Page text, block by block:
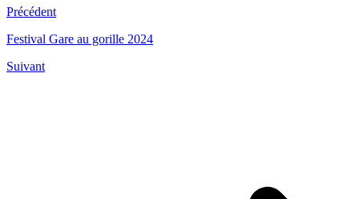
Précédent
Festival Gare au gorille 2024
Suivant